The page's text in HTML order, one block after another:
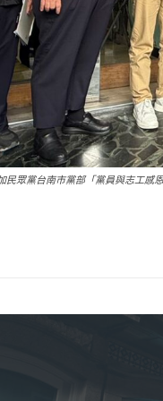
民眾黨台南市黨部「黨員與志工感